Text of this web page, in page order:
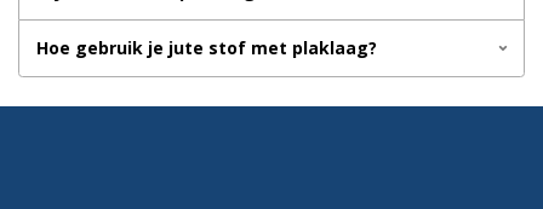
Hoe gebruik je jute stof met plaklaag?